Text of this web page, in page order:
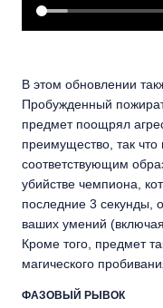
В этом обновлении
Пробужденный
предмет поощрял
преимущество, так
соответствующим
убийстве чемпиона,
последние 3 секунды,
ваших умений
Кроме того, предмет
магического
ФАЗОВЫЙ РЫВОК